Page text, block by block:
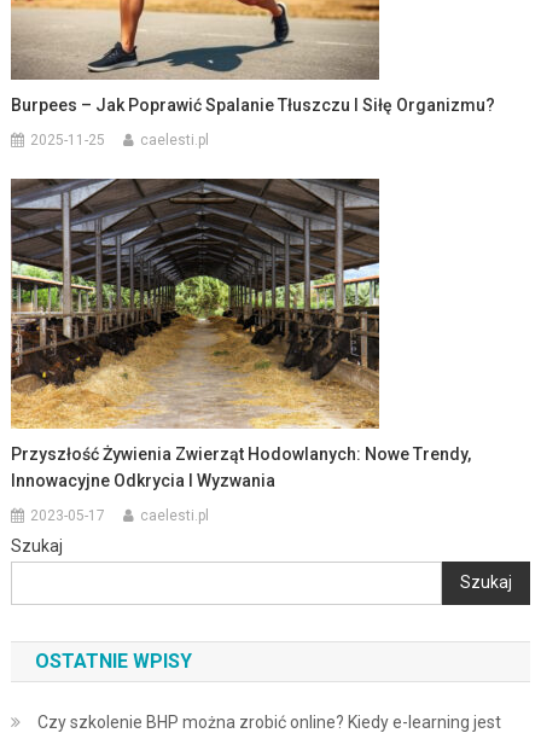
Burpees – Jak Poprawić Spalanie Tłuszczu I Siłę Organizmu?
2025-11-25 caelesti.pl
Przyszłość Żywienia Zwierząt Hodowlanych: Nowe Trendy,
Innowacyjne Odkrycia I Wyzwania
2023-05-17 caelesti.pl
Szukaj
Szukaj
OSTATNIE WPISY
Czy szkolenie BHP można zrobić online? Kiedy e-learning jest